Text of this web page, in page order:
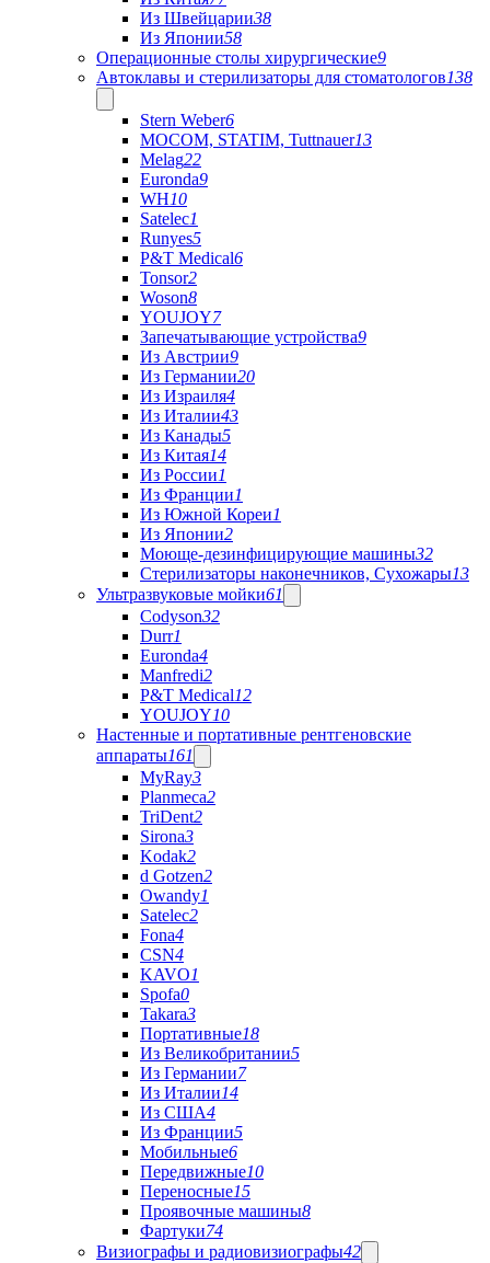
Из Швейцарии38
Из Японии58
Операционные столы хирургические9
Автоклавы и стерилизаторы для стоматологов138
Stern Weber6
MOCOM, STATIM, Tuttnauer13
Melag22
Euronda9
WH10
Satelec1
Runyes5
P&T Medical6
Tonsor2
Woson8
YOUJOY7
Запечатывающие устройства9
Из Австрии9
Из Германии20
Из Израиля4
Из Италии43
Из Канады5
Из Китая14
Из России1
Из Франции1
Из Южной Кореи1
Из Японии2
Моюще-дезинфицирующие машины32
Стерилизаторы наконечников, Сухожары13
Ультразвуковые мойки61
Codyson32
Durr1
Euronda4
Manfredi2
P&T Medical12
YOUJOY10
Настенные и портативные рентгеновские
аппараты161
MyRay3
Planmeca2
TriDent2
Sirona3
Kodak2
d Gotzen2
Owandy1
Satelec2
Fona4
CSN4
KAVO1
Spofa0
Takara3
Портативные18
Из Великобритании5
Из Германии7
Из Италии14
Из США4
Из Франции5
Мобильные6
Передвижные10
Переносные15
Проявочные машины8
Фартуки74
Визиографы и радиовизиографы42